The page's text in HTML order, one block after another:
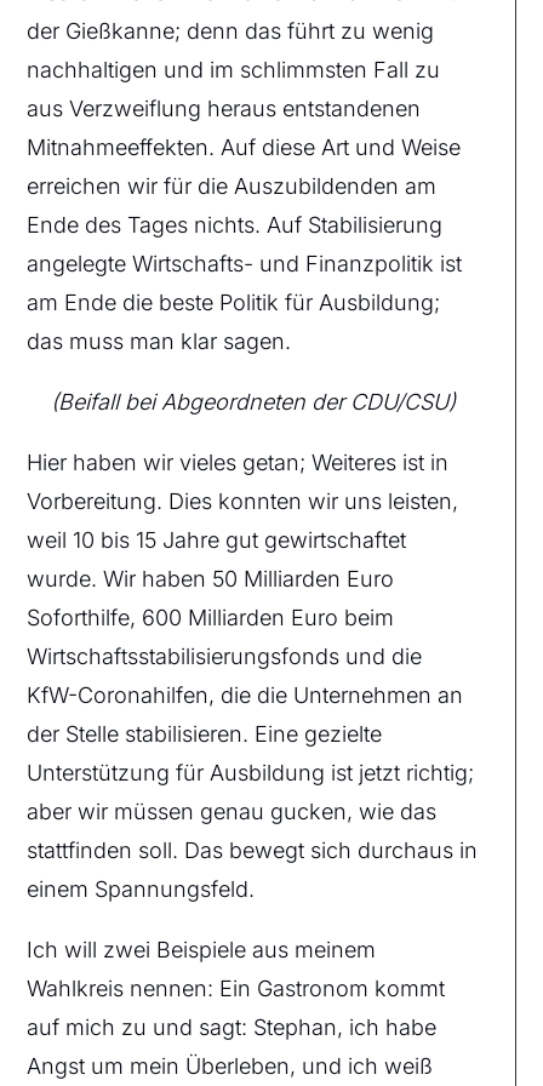
der Gießkanne; denn das führt zu wenig
nachhaltigen und im schlimmsten Fall zu
aus Verzweiflung heraus entstandenen
Mitnahmeeffekten. Auf diese Art und Weise
erreichen wir für die Auszubildenden am
Ende des Tages nichts. Auf Stabilisierung
angelegte Wirtschafts- und Finanzpolitik ist
am Ende die beste Politik für Ausbildung;
das muss man klar sagen.
(Beifall bei Abgeordneten der CDU/CSU)
Hier haben wir vieles getan; Weiteres ist in
Vorbereitung. Dies konnten wir uns leisten,
weil 10 bis 15 Jahre gut gewirtschaftet
wurde. Wir haben 50 Milliarden Euro
Soforthilfe, 600 Milliarden Euro beim
Wirtschaftsstabilisierungsfonds und die
KfW-Coronahilfen, die die Unternehmen an
der Stelle stabilisieren. Eine gezielte
Unterstützung für Ausbildung ist jetzt richtig;
aber wir müssen genau gucken, wie das
stattfinden soll. Das bewegt sich durchaus in
einem Spannungsfeld.
Ich will zwei Beispiele aus meinem
Wahlkreis nennen: Ein Gastronom kommt
auf mich zu und sagt: Stephan, ich habe
Angst um mein Überleben, und ich weiß